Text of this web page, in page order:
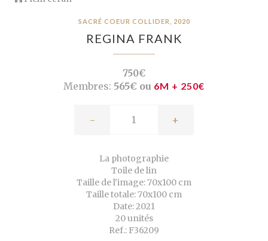
SACRÉ COEUR COLLIDER, 2020
REGINA FRANK
750€
Membres: 565€ ou 6M + 250€
- +
La photographie
Toile de lin
Taille de l'image: 70x100 cm
Taille totale: 70x100 cm
Date: 2021
20 unités
Ref.: F36209